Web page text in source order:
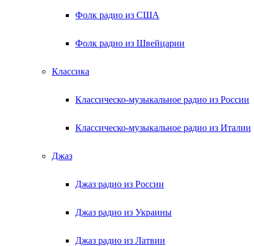
Фолк радио из США
Фолк радио из Швейцарии
Классика
Классическо-музыкальное радио из России
Классическо-музыкальное радио из Италии
Джаз
Джаз радио из России
Джаз радио из Украины
Джаз радио из Латвии